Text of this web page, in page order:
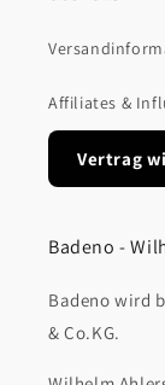
Affiliates &
Vertrag
Badeno -
Badeno wird
& Co.KG.